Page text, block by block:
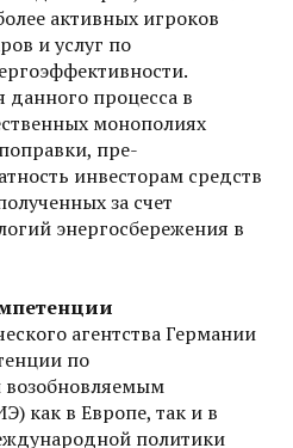
активных игроков
и услуг по
данного процесса в
монополиях
пре­
инвесторам средств
за счет
энерго­сбережения в
агентства Германии
по
возобновляемым
как в Европе, так и в
политики